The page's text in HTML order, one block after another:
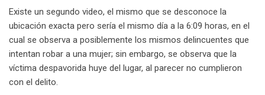
Existe un segundo video, el mismo que se desconoce la
ubicación exacta pero sería el mismo día a la 6:09 horas, en el
cual se observa a posiblemente los mismos delincuentes que
intentan robar a una mujer; sin embargo, se observa que la
víctima despavorida huye del lugar, al parecer no cumplieron
con el delito.